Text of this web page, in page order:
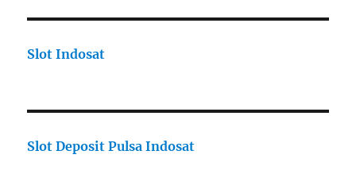
Slot Indosat
Slot Deposit Pulsa Indosat